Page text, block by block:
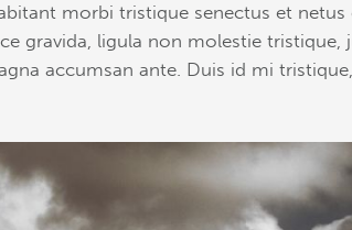
morbi tristique senectus et netus
gravida, ligula non molestie tristique,
accumsan ante. Duis id mi